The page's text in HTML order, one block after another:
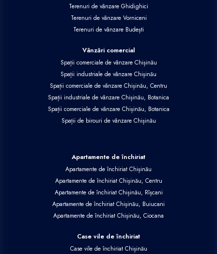
Terenuri de vânzare Ghidighici
Terenuri de vânzare Vorniceni
Terenuri de vânzare Budești
Vânzări comercial
Spații comerciale de vânzare Chișinău
Spații industriale de vânzare Chișinău
Spații comerciale de vânzare Chișinău, Centru
Spații industriale de vânzare Chișinău, Botanica
Spații comerciale de vânzare Chișinău, Botanica
Spații de birouri de vânzare Chișinău
Apartamente de închiriat
Apartamente de închiriat Chișinău
Apartamente de închiriat Chișinău, Centru
Apartamente de închiriat Chișinău, Rîșcani
Apartamente de închiriat Chișinău, Buiucani
Apartamente de închiriat Chișinău, Ciocana
Case vile de închiriat
Case vile de închiriat Chișinău